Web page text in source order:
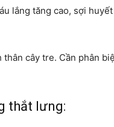
lắng tăng cao, sợi
cây tre. Cần phân
thắt lưng: